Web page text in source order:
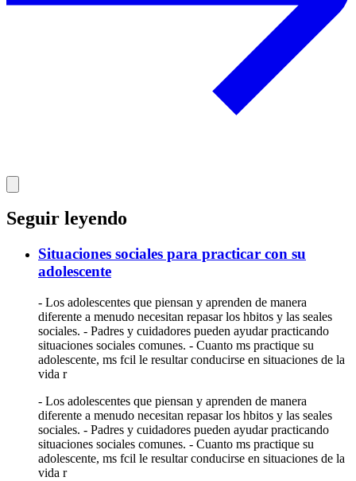
Seguir leyendo
Situaciones sociales para practicar con su
adolescente
- Los adolescentes que piensan y aprenden de manera
diferente a menudo necesitan repasar los hbitos y las seales
sociales. - Padres y cuidadores pueden ayudar practicando
situaciones sociales comunes. - Cuanto ms practique su
adolescente, ms fcil le resultar conducirse en situaciones de la
vida r
- Los adolescentes que piensan y aprenden de manera
diferente a menudo necesitan repasar los hbitos y las seales
sociales. - Padres y cuidadores pueden ayudar practicando
situaciones sociales comunes. - Cuanto ms practique su
adolescente, ms fcil le resultar conducirse en situaciones de la
vida r